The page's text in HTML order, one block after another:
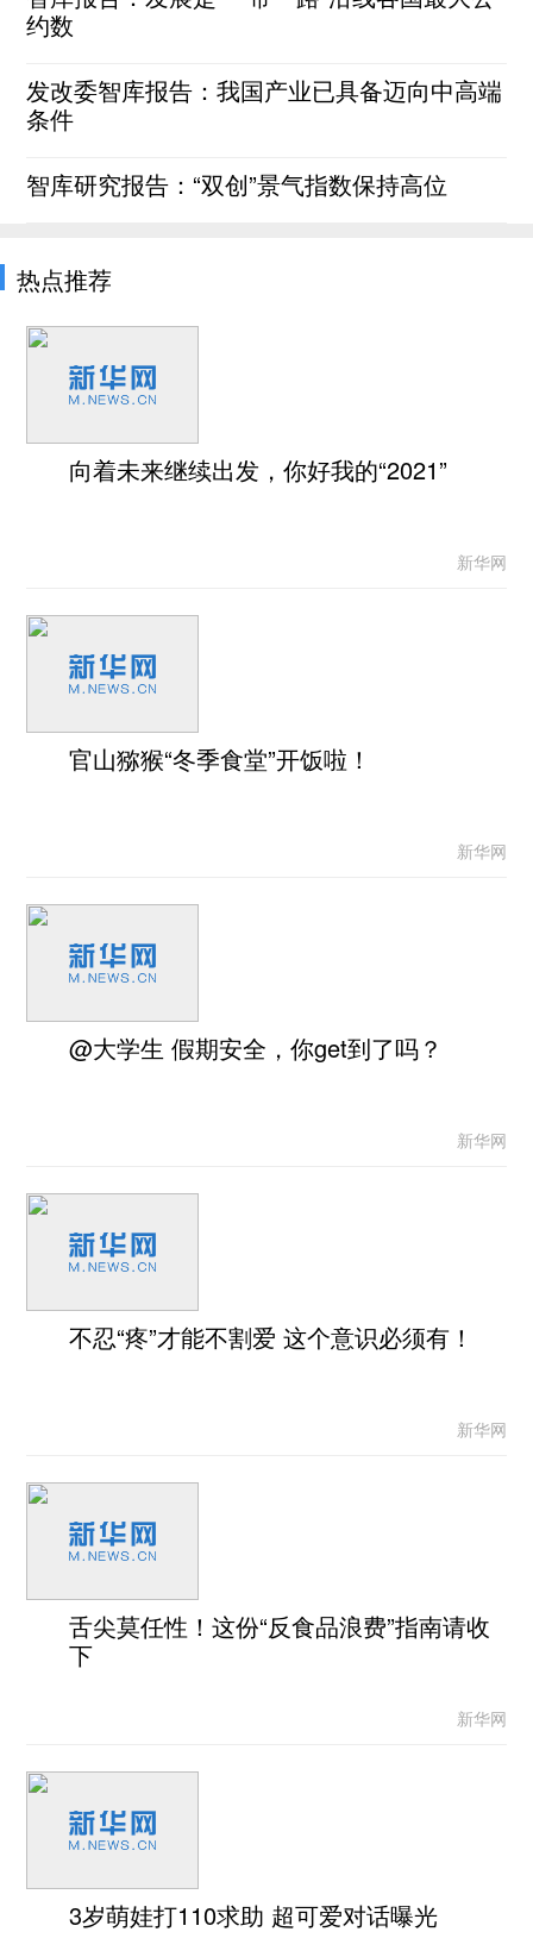
约数
发改委智库报告：我国产业已具备迈向中高端
条件
智库研究报告：“双创”景气指数保持高位
热点推荐
向着未来继续出发，你好我的“2021”
新华网
官山猕猴“冬季食堂”开饭啦！
新华网
@大学生 假期安全，你get到了吗？
新华网
不忍“疼”才能不割爱 这个意识必须有！
新华网
舌尖莫任性！这份“反食品浪费”指南请收
下
新华网
3岁萌娃打110求助 超可爱对话曝光